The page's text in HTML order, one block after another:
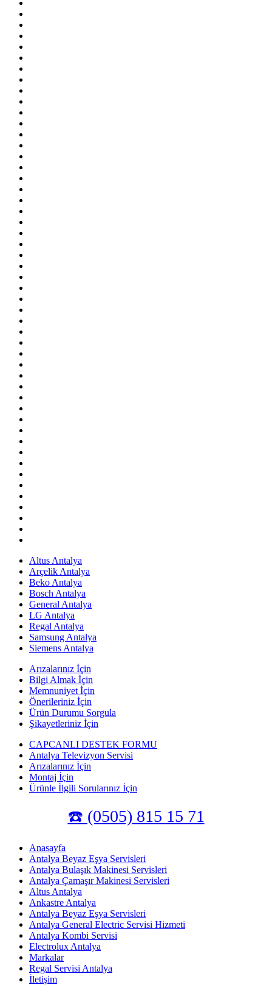
Altus Antalya
Arçelik Antalya
Beko Antalya
Bosch Antalya
General Antalya
LG Antalya
Regal Antalya
Samsung Antalya
Siemens Antalya
Arızalarınız İçin
Bilgi Almak İçin
Memnuniyet İçin
Önerileriniz İçin
Ürün Durumu Sorgula
Şikayetleriniz İçin
CAPCANLI DESTEK FORMU
Antalya Televizyon Servisi
Arızalarınız İçin
Montaj İçin
Ürünle İlgili Sorularınız İçin
☎️ (0505) 815 15 71
Anasayfa
Antalya Beyaz Eşya Servisleri
Antalya Bulaşık Makinesi Servisleri
Antalya Çamaşır Makinesi Servisleri
Altus Antalya
Ankastre Antalya
Antalya Beyaz Eşya Servisleri
Antalya General Electric Servisi Hizmeti
Antalya Kombi Servisi
Electrolux Antalya
Markalar
Regal Servisi Antalya
İletişim